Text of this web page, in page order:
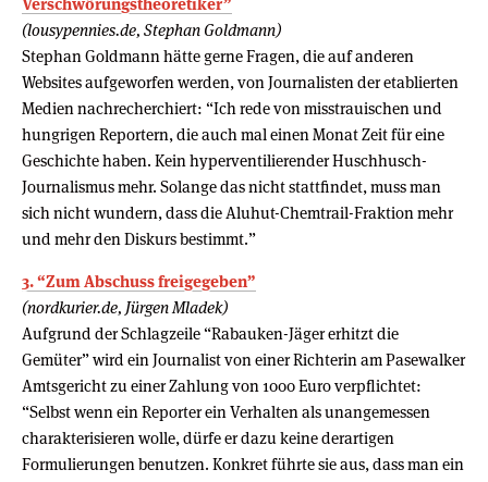
(lousypennies.de, Stephan Goldmann)
Stephan Goldmann hätte gerne Fragen, die auf anderen
Websites aufgeworfen werden, von Journalisten der etablierten
Medien nachrecherchiert: “Ich rede von misstrauischen und
hungrigen Reportern, die auch mal einen Monat Zeit für eine
Geschichte haben. Kein hyperventilierender Huschhusch-
Journalismus mehr. Solange das nicht stattfindet, muss man
sich nicht wundern, dass die Aluhut-Chemtrail-Fraktion mehr
und mehr den Diskurs bestimmt.”
3. “Zum Abschuss freigegeben”
(nordkurier.de, Jürgen Mladek)
Aufgrund der Schlagzeile “Rabauken-Jäger erhitzt die
Gemüter” wird ein Journalist von einer Richterin am Pasewalker
Amtsgericht zu einer Zahlung von 1000 Euro verpflichtet:
“Selbst wenn ein Reporter ein Verhalten als unangemessen
charakterisieren wolle, dürfe er dazu keine derartigen
Formulierungen benutzen. Konkret führte sie aus, dass man ein